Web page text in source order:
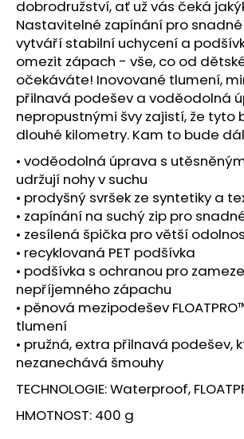
dobrodružství, ať už vás čeká
Nastavitelné zapínání pro
vytváří stabilní uchycení a
omezit zápach - vše, co od
očekáváte! Inovované tlumení,
přilnavá podešev a voděodolná
nepropustnými švy zajistí, že tyto
dlouhé kilometry. Kam to bude
• voděodolná úprava s
udržují nohy v suchu
• prodyšný svršek ze syntetiky a
• zapínání na suchý zip pro
• zesílená špička pro větší
• recyklovaná PET podšívka
• podšívka s ochranou pro
nepříjemného zápachu
• pěnová mezipodešev
tlumení
• pružná, extra přilnavá podešev,
nezanechává šmouhy
TECHNOLOGIE: Waterproof,
HMOTNOST: 400 g
D
o
p
o
r
u
č
u
j
e
m
e
BOTY
CRAFT
ENDURANCE
3
-
BÍLÁ
3
Kč